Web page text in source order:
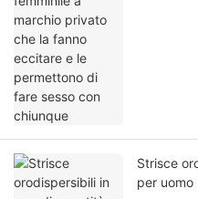
Strisce
per